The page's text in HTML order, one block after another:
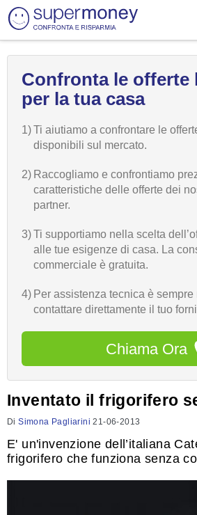
Confronta le offerte
per la tua casa
1)Ti aiutiamo a confrontare le
disponibili sul mercato.
2) Raccogliamo e confrontiamo
caratteristiche delle offerte dei
partner.
3)Ti supportiamo nella scelta
alle tue esigenze di casa. La
commerciale è gratuita.
4) Per assistenza tecnica è
contattare direttamente il tuo
Chiama Ora
Inventato il frigorifero
DiSimona Pagliarini 21-06-2013
E' un'invenzione dell’italiana
frigorifero che funziona senza